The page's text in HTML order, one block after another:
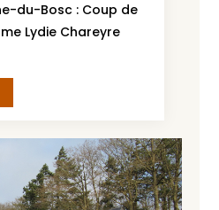
du-Bosc : Coup de
Lydie Chareyre